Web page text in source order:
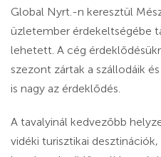
Global Nyrt.-n keresztül
üzletember érdekeltségébe
lehetett. A cég
szezont zártak a szállodáik
is nagy az érdeklődés.
A tavalyinál kedvezőbb
vidéki turisztikai